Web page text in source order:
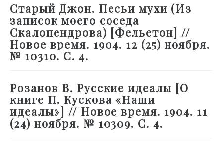
Старый Джон. Песьи мухи (Из
записок моего соседа
Скалопендрова) [Фельетон] //
Новое время. 1904. 12 (25) ноября.
№ 10310. С. 4.
Розанов В. Русские идеалы [О
книге П. Кускова «Наши
идеалы»] // Новое время. 1904. 11
(24) ноября. № 10309. С. 4.